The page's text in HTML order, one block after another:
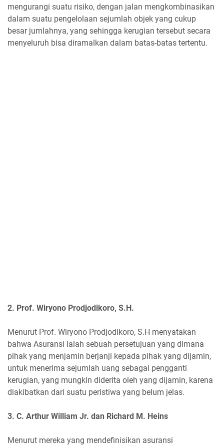
mengurangi suatu risiko, dengan jalan mengkombinasikan
dalam suatu pengelolaan sejumlah objek yang cukup
besar jumlahnya, yang sehingga kerugian tersebut secara
menyeluruh bisa diramalkan dalam batas-batas tertentu.
2. Prof. Wiryono Prodjodikoro, S.H.
Menurut Prof. Wiryono Prodjodikoro, S.H menyatakan
bahwa Asuransi ialah sebuah persetujuan yang dimana
pihak yang menjamin berjanji kepada pihak yang dijamin,
untuk menerima sejumlah uang sebagai pengganti
kerugian, yang mungkin diderita oleh yang dijamin, karena
diakibatkan dari suatu peristiwa yang belum jelas.
3. C. Arthur William Jr. dan Richard M. Heins
Menurut mereka yang mendefinisikan asuransi